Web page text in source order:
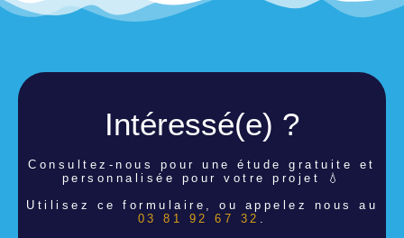
Intéressé(e) ?
Consultez-nous pour une étudegratuite et
personnalisée pour votre projet 💧
Utilisez ce formulaire, ou appelez nous au
03 81 92 67 32